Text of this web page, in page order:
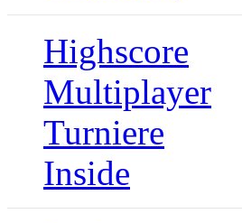
Highscore
Multiplayer
Turniere
Inside